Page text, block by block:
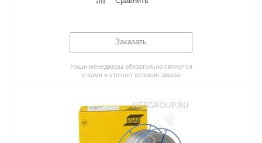
Заказать
Наши менеджеры обязательно свяжутся
с вами и уточнят условия заказа